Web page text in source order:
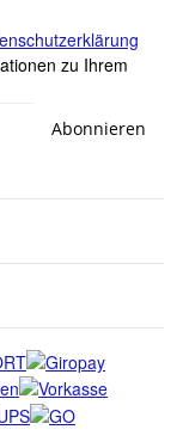
zu Ihrem
Abonnieren